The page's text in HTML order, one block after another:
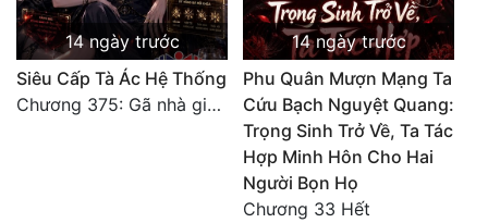
Cẩu Đạo Trường Sinh
Ngự Thú
14 ngày trước
Siêu Cấp Tà Ác Hệ Thống
Chương 375: Gã nhà giàu láo xược
14 ngày trước
Phu Quân Mượn Mạng Ta
Cứu Bạch Nguyệt Quang:
Trọng Sinh Trở Về, Ta Tác
Hợp Minh Hôn Cho Hai
Người Bọn Họ
Chương 33 Hết